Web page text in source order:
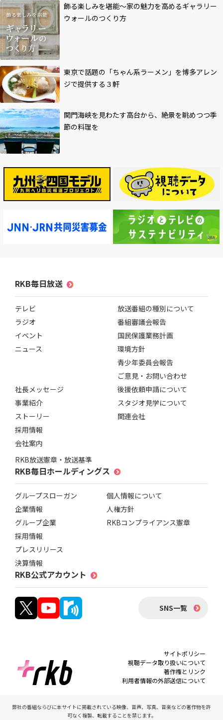
飾る楽しみを堪能～家の魅力を高めるギャラリー
ウォールのつくり方
東京で話題の「ちゃん系ラーメン」を博多アレン
ジで提供する３軒
関門海峡を見わたす高台から、絶景を眺めつつ季
節の料理を
RKB毎日放送
テレビ
ラジオ
イベント
ニュース
社長メッセージ
事業紹介
ストーリー
採用情報
会社案内
RKB放送憲章・放送基準
放送番組の種別について
番組審議会報告
国民保護業務計画
環境方針
青少年委員会報告
ご意見・お問い合わせ
後援依頼申請について
スタジオ見学について
関連会社
RKB毎日ホールディングス
グループスローガン
企業情報
グループ企業
採用情報
プレスリリース
決算情報
個人情報について
人権方針
RKBコンプライアンス憲章
RKB公式アカウント
SNS一覧
サイトポリシー
視聴データ取り扱いについて
著作権とリンク
利用者情報の外部送信について
弊社の番組ならびに本サイトに掲載されている映像、音声、写真、音楽などの著作物を許
可なく複製、転載することを禁じます。